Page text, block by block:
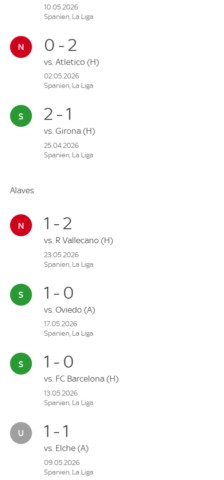
10.05.2026
Spanien, La Liga
0 - 2
vs. Atletico (H)
02.05.2026
Spanien, La Liga
2 - 1
vs. Girona (H)
25.04.2026
Spanien, La Liga
Alaves
1 - 2
vs. R Vallecano (H)
23.05.2026
Spanien, La Liga
1 - 0
vs. Oviedo (A)
17.05.2026
Spanien, La Liga
1 - 0
vs. FC Barcelona (H)
13.05.2026
Spanien, La Liga
1 - 1
vs. Elche (A)
09.05.2026
Spanien, La Liga